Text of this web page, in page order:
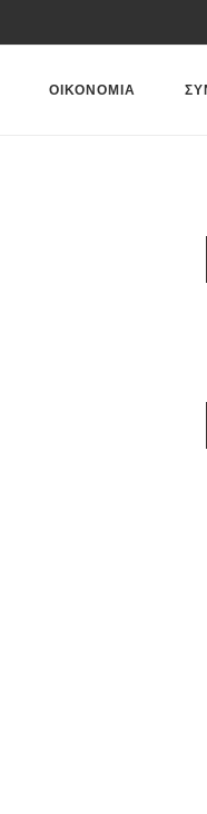
ΟΙΚΟΝΟΜΙΑ